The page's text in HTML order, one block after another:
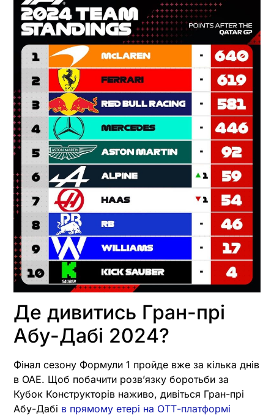
Де дивитись Гран-прі
Абу-Дабі 2024?
Фінал сезону Формули 1 пройде вже за кілька днів
в ОАЕ. Щоб побачити розвʼязку боротьби за
Кубок Конструкторів наживо, дивіться Гран-прі
Абу-Дабі в прямому етері на ОТТ-платформі